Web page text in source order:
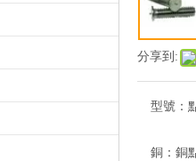
分享到:
型號：
銅： 銅